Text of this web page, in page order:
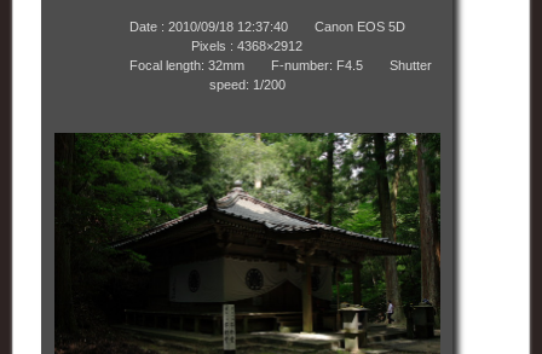
Date : 2010/09/18 12:37:40 Canon EOS 5D
Pixels : 4368×2912
Focal length: 32mm F-number: F4.5 Shutter
speed: 1/200